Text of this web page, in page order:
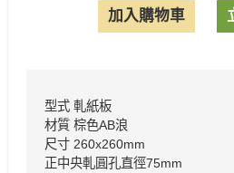
型式 軋紙板
材質 棕色AB浪
尺寸 260x260mm
正中央軋圓孔直徑75mm